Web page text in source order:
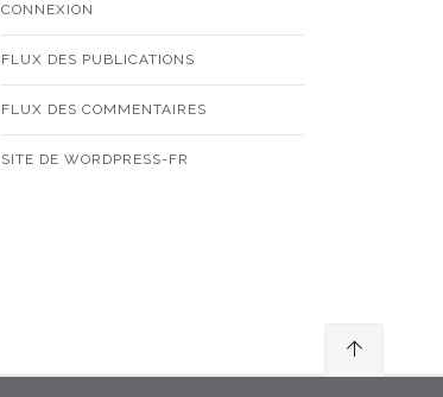
CONNEXION
FLUX DES PUBLICATIONS
FLUX DES COMMENTAIRES
SITE DE WORDPRESS-FR